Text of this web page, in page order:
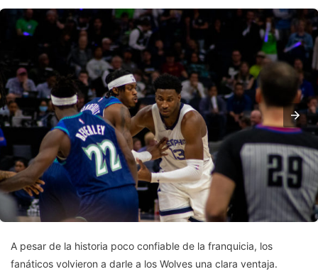
A pesar de la historia poco confiable de la franquicia, los
fanáticos volvieron a darle a los Wolves una clara ventaja.